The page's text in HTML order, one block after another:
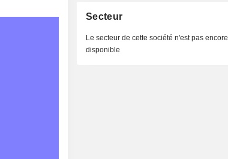
Secteur
Le secteur de cette société n'est pas encore
disponible